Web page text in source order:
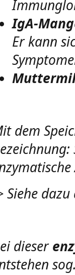
IgA-
Er kann
dem
Siehe
dieser